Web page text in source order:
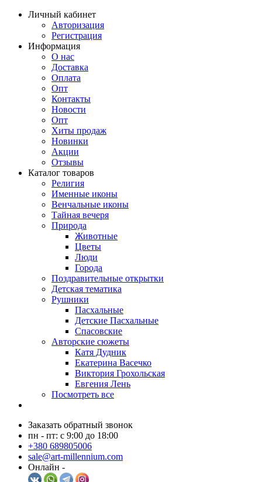
Личный кабинет
Авторизация
Регистрация
Информация
О нас
Доставка
Оплата
Опт
Контакты
Новости
Опт
Хиты продаж
Новинки
Акции
Отзывы
Каталог товаров
Религия
Именные иконы
Венчальные иконы
Тайная вечеря
Природа
Животные
Цветы
Люди
Города
Поздравительные открытки
Детская тематика
Рушники
Пасхальные
Детские Пасхальные
Спасовские
Авторские сюжеты
Катя Дудник
Екатерина Васечко
Виктория Грохольская
Евгения Лень
Посмотреть все
Заказать обратный звонок
пн - пт: с 9:00 до 18:00
+380 689805006
sale@art-millennium.com
Онлайн -